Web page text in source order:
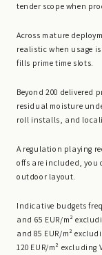
tender scope when
Across mature
realistic when usage
fills prime time slots.
Beyond 200 delivered
residual moisture
roll installs, and
A regulation playing
offs are included, you
outdoor layout.
Indicative budgets
and 65 EUR/m²
and 85 EUR/m²
120 EUR/m²